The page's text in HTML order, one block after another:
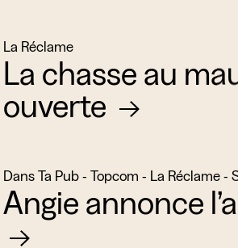
La Réclame
La chasse au
ouverte
Dans Ta Pub - Topcom - La Réclame -
Angie annonce